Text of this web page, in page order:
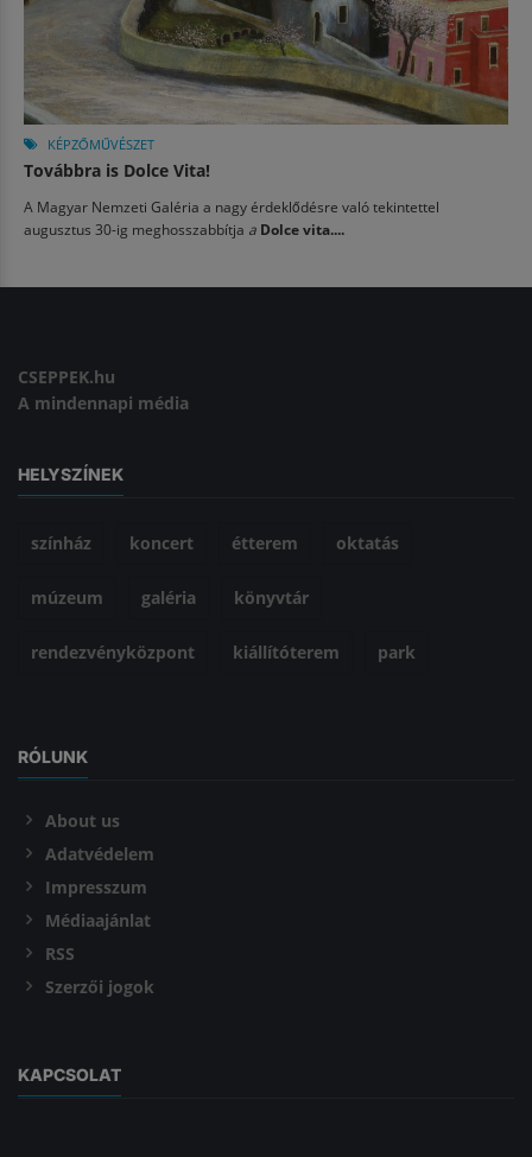
KÉPZŐMŰVÉSZET
Továbbra is Dolce Vita!
A Magyar Nemzeti Galéria a nagy érdeklődésre való tekintettel
augusztus 30-ig meghosszabbítja a Dolce vita....
CSEPPEK.hu
A mindennapi média
HELYSZÍNEK
színház koncert étterem oktatás
múzeum galéria könyvtár
rendezvényközpont kiállítóterem park
RÓLUNK
About us
Adatvédelem
Impresszum
Médiaajánlat
RSS
Szerzői jogok
KAPCSOLAT